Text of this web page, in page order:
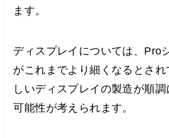
ます。
ディスプレイについては、Pro
がこれまでより細くなるとさ
しいディスプレイの製造が順
可能性が考えられます。